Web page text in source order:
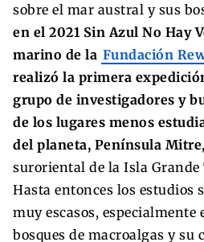
sobre el mar austral y sus
en el 2021 Sin Azul No Hay
marino de la Fundación
realizó la primera
grupo de investigadores y
de los lugares menos
del planeta, Península Mitre
suroriental de la Isla Grande
Hasta entonces los estudios
muy escasos, especialmente
bosques de macroalgas y su